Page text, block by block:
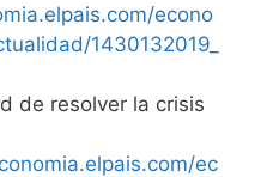
econo
1430132019_
de resolver la crisis
ec